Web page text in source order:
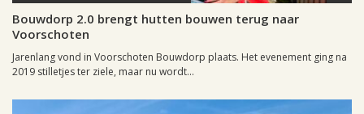
Bouwdorp 2.0 brengt hutten bouwen terug naar
Voorschoten
Jarenlang vond in Voorschoten Bouwdorp plaats. Het evenement ging na
2019 stilletjes ter ziele, maar nu wordt...